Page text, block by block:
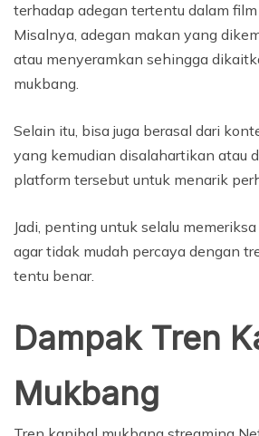
terhadap adegan tertentu dalam film
Misalnya, adegan makan yang
atau menyeramkan sehingga
mukbang.
Selain itu, bisa juga berasal dari
yang kemudian disalahartikan atau
platform tersebut untuk menarik
Jadi, penting untuk selalu
agar tidak mudah percaya dengan
tentu benar.
Dampak Tren
Mukbang